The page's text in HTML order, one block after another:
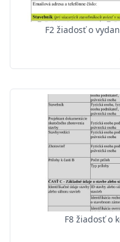
F2 žiadosť o
F8 žiadosť o